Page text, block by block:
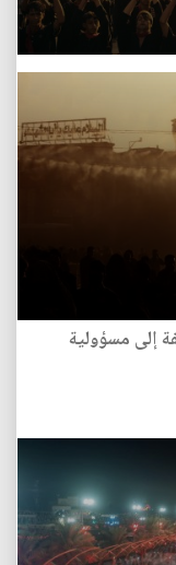
إلى مسؤولية